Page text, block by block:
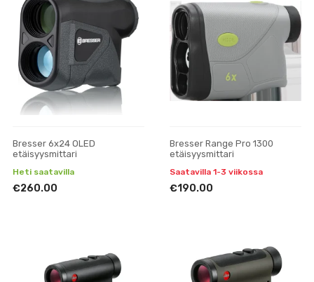
Bresser 6x24 OLED
etäisyysmittari
Heti saatavilla
€260.00
Bresser Range Pro 1300
etäisyysmittari
Saatavilla 1-3 viikossa
€190.00